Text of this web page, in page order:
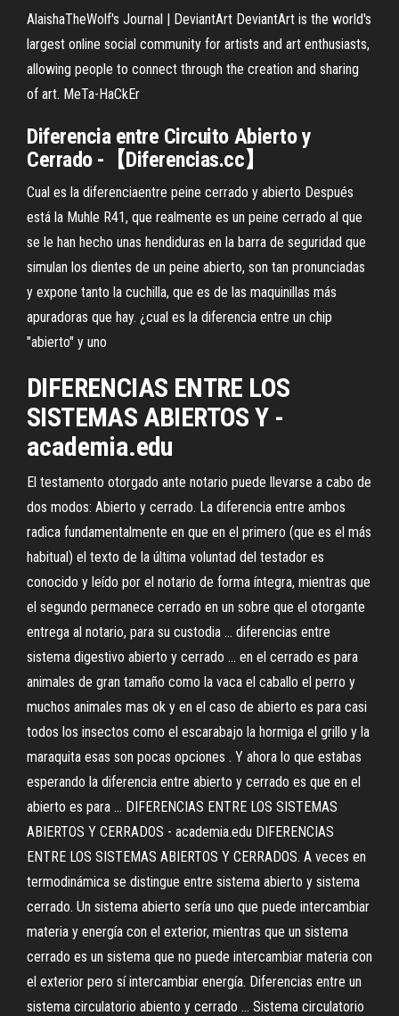
AlaishaTheWolf's Journal | DeviantArt DeviantArt is the world's
largest online social community for artists and art enthusiasts,
allowing people to connect through the creation and sharing
of art. MeTa-HaCkEr
Diferencia entre Circuito Abierto y
Cerrado -【Diferencias.cc】
Cual es la diferenciaentre peine cerrado y abierto Después
está la Muhle R41, que realmente es un peine cerrado al que
se le han hecho unas hendiduras en la barra de seguridad que
simulan los dientes de un peine abierto, son tan pronunciadas
y expone tanto la cuchilla, que es de las maquinillas más
apuradoras que hay. ¿cual es la diferencia entre un chip
"abierto" y uno
DIFERENCIAS ENTRE LOS
SISTEMAS ABIERTOSY-
academia.edu
El testamento otorgado ante notario puede llevarse a cabo de
dos modos: Abierto y cerrado. La diferencia entre ambos
radica fundamentalmente en que en el primero (que es el más
habitual) el texto de la última voluntad del testador es
conocido y leído por el notario de forma íntegra, mientras que
el segundo permanece cerrado en un sobre que el otorgante
entrega al notario, para su custodia ... diferencias entre
sistema digestivo abierto y cerrado ... en el cerrado es para
animales de gran tamaño como la vaca el caballo el perro y
muchos animales mas ok y en el caso de abierto es para casi
todos los insectos como el escarabajo la hormiga el grillo y la
maraquita esas son pocas opciones . Y ahora lo que estabas
esperando la diferencia entre abierto y cerrado es que en el
abierto es para ... DIFERENCIAS ENTRE LOS SISTEMAS
ABIERTOS Y CERRADOS - academia.edu DIFERENCIAS
ENTRE LOS SISTEMAS ABIERTOS Y CERRADOS. A veces en
termodinámica se distingue entre sistema abierto y sistema
cerrado. Un sistema abierto sería uno que puede intercambiar
materia y energía con el exterior, mientras que un sistema
cerrado es un sistema que no puede intercambiar materia con
el exterior pero sí intercambiar energía. Diferencias entre un
sistema circulatorio abiento y cerrado ... Sistema circulatorio